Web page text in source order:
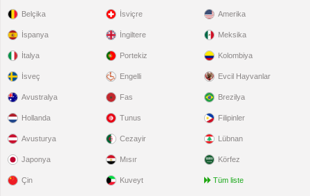
Belçika
İspanya
İtalya
İsveç
İsviçre
İngiltere
Portekiz
Engelli
Amerika
Meksika
Kolombiya
Evcil Hayvanlar
Avustralya
Hollanda
Avusturya
Japonya
Çin
Fas
Tunus
Cezayir
Mısır
Kuveyt
Brezilya
Filipinler
Lübnan
Körfez
Tüm liste